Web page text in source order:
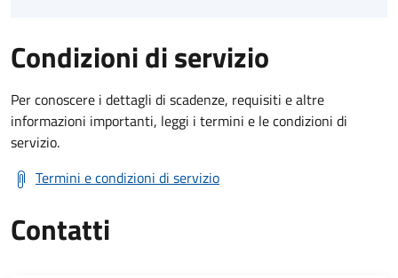
Condizioni di servizio
Per conoscere i dettagli di scadenze, requisiti e altre
informazioni importanti, leggi i termini e le condizioni di
servizio.
Termini e condizioni di servizio
Contatti